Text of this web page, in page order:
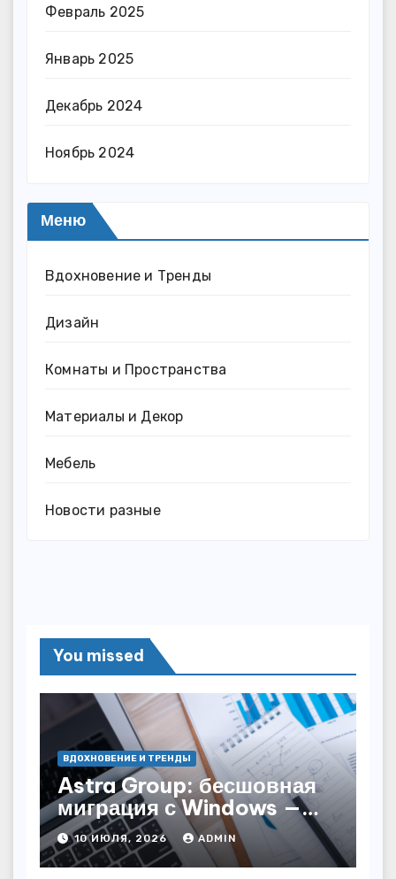
Февраль 2025
Январь 2025
Декабрь 2024
Ноябрь 2024
Меню
Вдохновение и Тренды
Дизайн
Комнаты и Пространства
Материалы и Декор
Мебель
Новости разные
You missed
ВДОХНОВЕНИЕ И ТРЕНДЫ
Astra Group: бесшовная
миграция с Windows —
как сохранить бизнес-
непрерывность
10 ИЮЛЯ, 2026 ADMIN